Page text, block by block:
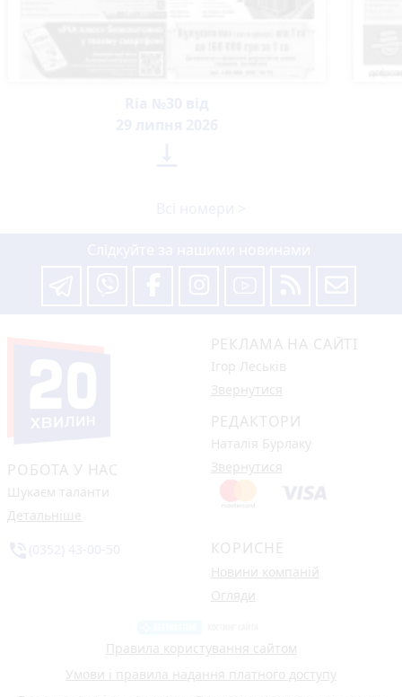
РОБОТА У НАС
Шукаєм таланти
Детальніше
РЕКЛАМА НА САЙТІ
Ігор Леськів
Звернутися
РЕДАКТОРИ
Наталія Бурлаку
Звернутися
КОРИСНЕ
Новини компаній
Огляди
Правила користування сайтом
Умови і правила надання платного доступу